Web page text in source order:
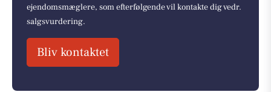
ejendomsmæglere, som efterfølgende vil kontakte dig vedr.
salgsvurdering.
Bliv kontaktet